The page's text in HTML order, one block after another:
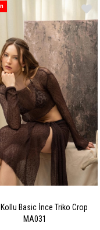
Basic İnce Triko Crop
MA031